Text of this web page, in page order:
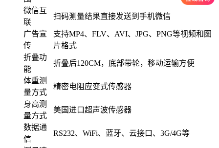
微信互
联
扫码测量结果直接发送到手机微信
广告宣
传
支持MP4、FLV、AVI、JPG、PNG等视频和图
片格式
折叠功
能
折叠后120CM，底部带轮，移动运输方便
体重测
量方式
精密电阻应变式传感器
身高测
量方式
美国进口超声波传感器
数据通
信
RS232、WiFi、蓝牙、云接口、3G/4G等